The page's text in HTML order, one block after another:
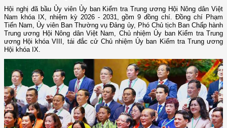
Hội nghị đã bầu Ủy viên Ủy ban Kiểm tra Trung ương Hội Nông dân Việt
Nam khóa IX, nhiệm kỳ 2026 - 2031, gồm 9 đồng chí. Đồng chí Phạm
Tiến Nam, Ủy viên Ban Thường vụ Đảng ủy, Phó Chủ tịch Ban Chấp hành
Trung ương Hội Nông dân Việt Nam, Chủ nhiệm Ủy ban Kiểm tra Trung
ương Hội khóa VIII, tái đắc cử Chủ nhiệm Ủy ban Kiểm tra Trung ương
Hội khóa IX.